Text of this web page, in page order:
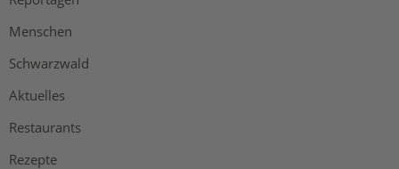
Menschen
Schwarzwald
Aktuelles
Restaurants
Rezepte